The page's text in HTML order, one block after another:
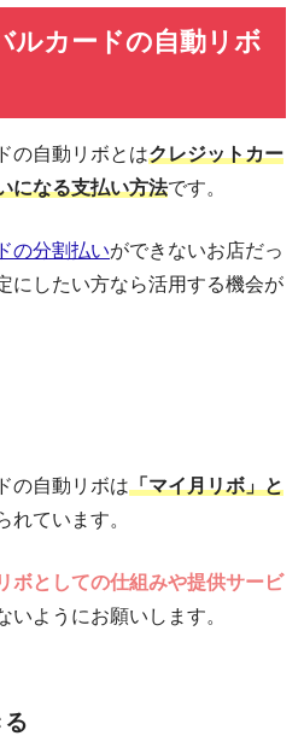
ルカードの自動リボ
の自動リボとはクレジットカー
になる支払い方法です。
の分割払いができないお店だっ
にしたい方なら活用する機会が
の自動リボは「マイ月リボ」と
れています。
ボとしての仕組みや提供サービ
いようにお願いします。